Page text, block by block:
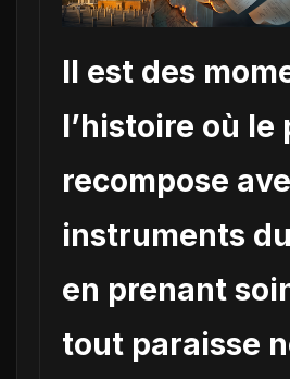
Il est des
l’histoire où le
recompose
instruments
en prenant
tout paraisse